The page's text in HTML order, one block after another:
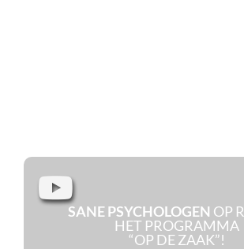
SANE PSYCHOLOGEN OP
HET PROGRAMMA
“OP DE ZAAK”!